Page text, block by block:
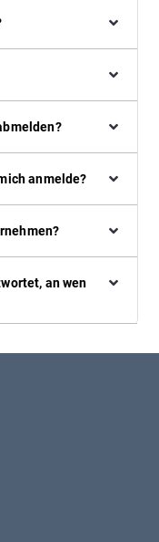
anmelde?
an wen